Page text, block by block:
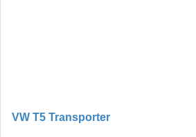
VW T5 Transporter